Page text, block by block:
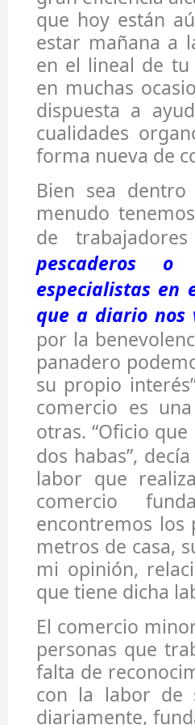
que hoy están
estar mañana a
en el lineal de tu
en muchas
dispuesta a
cualidades
forma nueva de
Bien sea
menudo
de
pescaderos
especialistas en
que a diario nos
por la
panadero
su propio
comercio es
otras. “Oficio
dos habas”,
labor que
comercio
encontremos los
metros de casa,
mi opinión,
que tiene dicha
El comercio
personas que
falta de
con la labor de
diariamente,